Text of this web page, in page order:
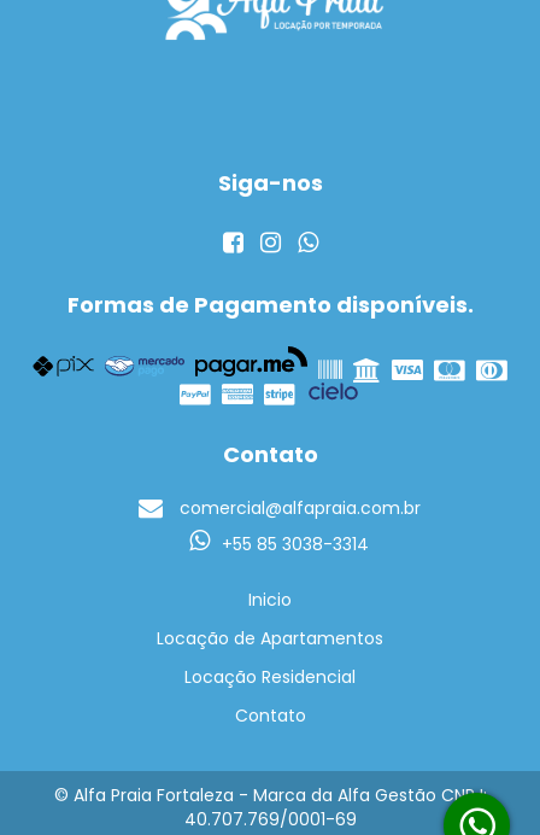
Siga-nos
Formas de Pagamento disponíveis.
Contato
comercial@alfapraia.com.br
+55 85 3038-3314
Inicio
Locação de Apartamentos
Locação Residencial
Contato
© Alfa Praia Fortaleza - Marca da Alfa Gestão CNPJ:
40.707.769/0001-69